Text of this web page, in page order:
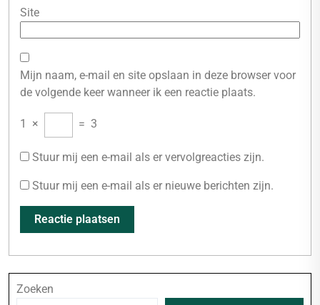
Site
Mijn naam, e-mail en site opslaan in deze browser voor
de volgende keer wanneer ik een reactie plaats.
1 × = 3
Stuur mij een e-mail als er vervolgreacties zijn.
Stuur mij een e-mail als er nieuwe berichten zijn.
Zoeken